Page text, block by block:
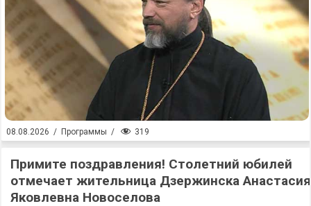
08.08.2026 / Программы / 319
Примите поздравления! Столетний юбилей
отмечает жительница Дзержинска Анастасия
Яковлевна Новоселова